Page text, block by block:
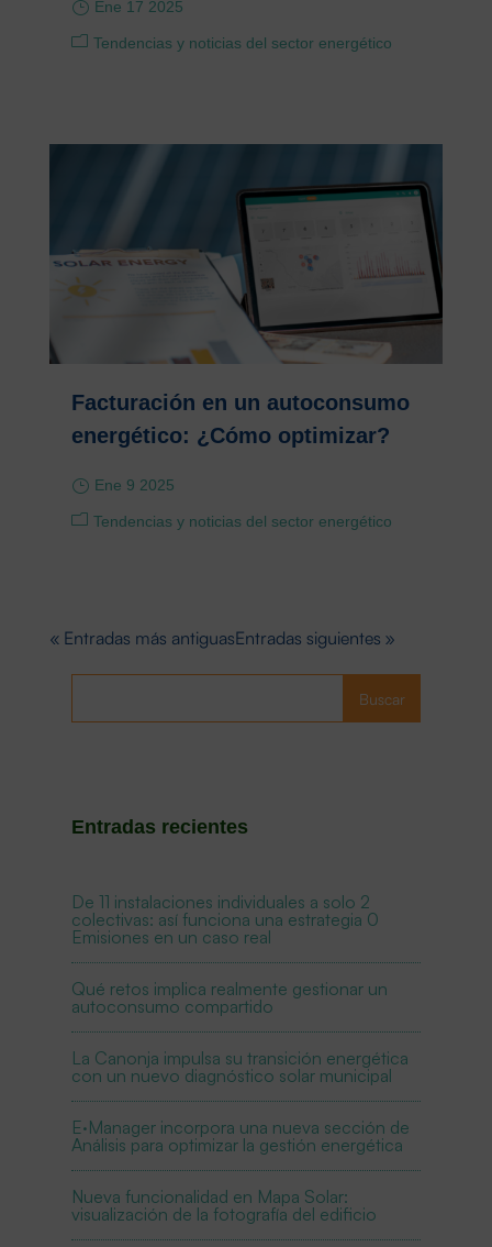
Ene 17 2025
Tendencias y noticias del sector energético
Facturación en un autoconsumo
energético: ¿Cómo optimizar?
Ene 9 2025
Tendencias y noticias del sector energético
« Entradas más antiguasEntradas siguientes »
Buscar
Entradas recientes
De 11 instalaciones individuales a solo 2
colectivas: así funciona una estrategia 0
Emisiones en un caso real
Qué retos implica realmente gestionar un
autoconsumo compartido
La Canonja impulsa su transición energética
con un nuevo diagnóstico solar municipal
E·Manager incorpora una nueva sección de
Análisis para optimizar la gestión energética
Nueva funcionalidad en Mapa Solar:
visualización de la fotografía del edificio